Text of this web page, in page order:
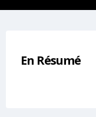
En Résumé